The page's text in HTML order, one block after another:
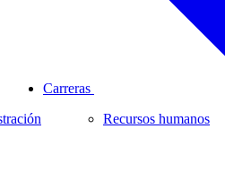
Carreras
Recursos humanos